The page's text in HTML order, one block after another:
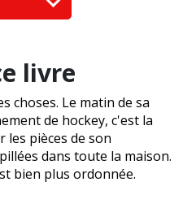
livre
choses. Le matin de sa
de hockey, c'est la
les pièces de son
dans toute la maison.
bien plus ordonnée.